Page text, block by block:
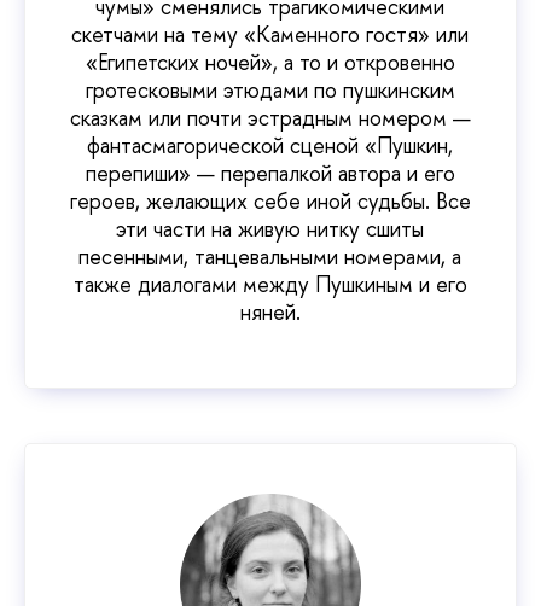
чумы» сменялись трагикомическими
скетчами на тему «Каменного гостя» или
«Египетских ночей», а то и откровенно
гротесковыми этюдами по пушкинским
сказкам или почти эстрадным номером —
фантасмагорической сценой «Пушкин,
перепиши» — перепалкой автора и его
героев, желающих себе иной судьбы. Все
эти части на живую нитку сшиты
песенными, танцевальными номерами, а
также диалогами между Пушкиным и его
няней.